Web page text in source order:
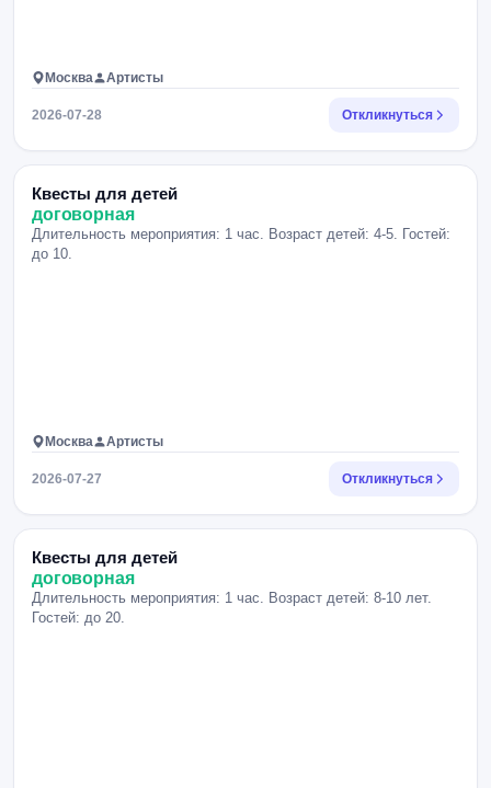
Москва Артисты
2026-07-28 Откликнуться
Квесты для детей
договорная
Длительность мероприятия: 1 час. Возраст детей: 4-5. Гостей:
до 10.
Москва Артисты
2026-07-27 Откликнуться
Квесты для детей
договорная
Длительность мероприятия: 1 час. Возраст детей: 8-10 лет.
Гостей: до 20.